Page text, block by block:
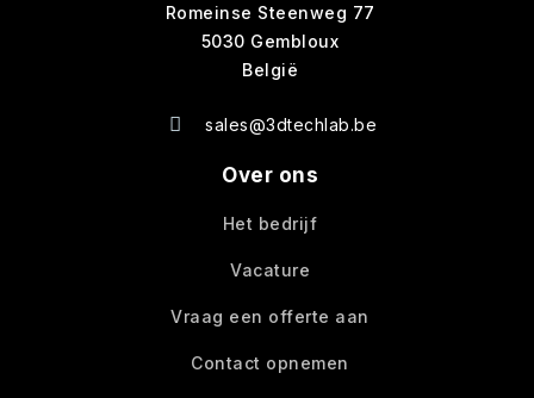
Romeinse Steenweg 77
5030 Gembloux
België
sales@3dtechlab.be
Over ons
Het bedrijf
Vacature
Vraag een offerte aan
Contact opnemen